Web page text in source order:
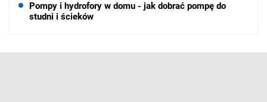
Pompy i hydrofory w domu - jak dobrać pompę do
studni i ścieków